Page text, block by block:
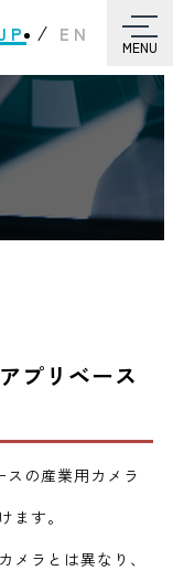
EN
MENU
プリベース
の産業用カメラ
ます。
ラとは異なり、